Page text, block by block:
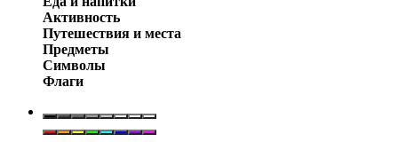
Активность
Путешествия и места
Предметы
Символы
Флаги